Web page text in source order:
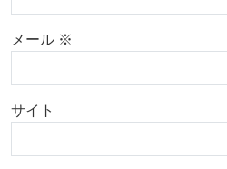
メール ※
サイト